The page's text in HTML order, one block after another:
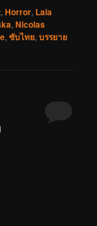
,Horror, Laia
,Nicolas
,ซับไทย,บรรยาย